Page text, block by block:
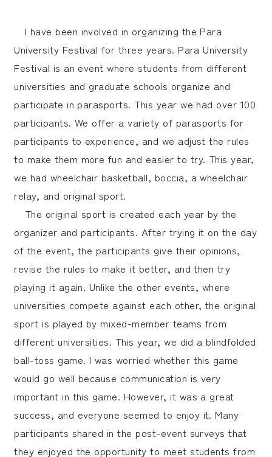
附属豊明幼稚園
附属豊明小学校
附属中学校
日本女子大学通信教育課程
附属機関等
I have been involved in organizing the Para
University Festival for three years. Para University
Festival is an event where students from different
universities and graduate schools organize and
participate in parasports. This year we had over 100
participants. We offer a variety of parasports for
participants to experience, and we adjust the rules
to make them more fun and easier to try. This year,
we had wheelchair basketball, boccia, a wheelchair
relay, and original sport.
The original sport is created each year by the
organizer and participants. After trying it on the day
of the event, the participants give their opinions,
revise the rules to make it better, and then try
playing it again. Unlike the other events, where
universities compete against each other, the original
sport is played by mixed-member teams from
different universities. This year, we did a blindfolded
ball-toss game. I was worried whether this game
would go well because communication is very
important in this game. However, it was a great
success, and everyone seemed to enjoy it. Many
participants shared in the post-event surveys that
they enjoyed the opportunity to meet students from